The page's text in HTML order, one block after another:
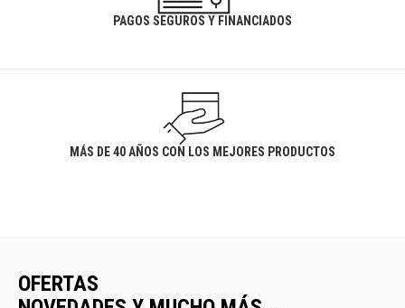
PAGOS SEGUROS Y FINANCIADOS
MÁS DE 40 AÑOS CON LOS MEJORES PRODUCTOS
OFERTAS